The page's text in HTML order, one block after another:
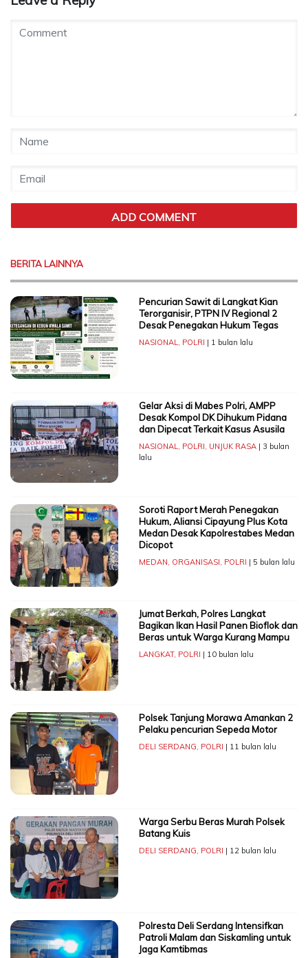
BERITA LAINNYA
Pencurian Sawit di Langkat Kian
Terorganisir, PTPN IV Regional 2
Desak Penegakan Hukum Tegas
NASIONAL POLRI | 1 bulan lalu
Gelar Aksi di Mabes Polri, AMPP
Desak Kompol DK Dihukum Pidana
dan Dipecat Terkait Kasus Asusila
NASIONAL POLRI UNJUK RASA| 3 bulan
lalu
Soroti Raport Merah Penegakan
Hukum, Aliansi Cipayung Plus Kota
Medan Desak Kapolrestabes Medan
Dicopot
MEDAN ORGANISASI POLRI | 5 bulan lalu
Jumat Berkah, Polres Langkat
Bagikan Ikan Hasil Panen Bioflok dan
Beras untuk Warga Kurang Mampu
LANGKAT, POLRI | 10 bulan lalu
Polsek Tanjung Morawa Amankan 2
Pelaku pencurian Sepeda Motor
DELI SERDANG POLRI | 11 bulan lalu
Warga Serbu Beras Murah Polsek
Batang Kuis
DELI SERDANG POLRI | 12 bulan lalu
Polresta Deli Serdang Intensifkan
Patroli Malam dan Siskamling untuk
Jaga Kamtibmas